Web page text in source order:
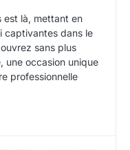
est là, mettant en
captivantes dans le
sans plus
une occasion unique
professionnelle